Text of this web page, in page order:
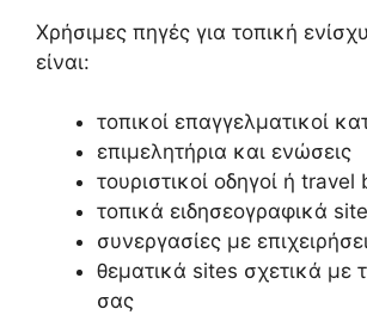
Χρήσιμες πηγές για τοπική
είναι:
τοπικοί επαγγελματικοί
επιμελητήρια και ενώσεις
τουριστικοί οδηγοί ή travel
τοπικά ειδησεογραφικά
συνεργασίες με
θεματικά sites σχετικά με
σας